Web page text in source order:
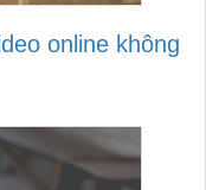
online không